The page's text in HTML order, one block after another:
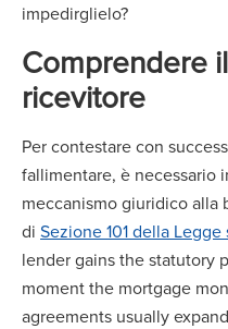
impedirglielo?
Comprendere
ricevitore
Per contestare con
fallimentare, è necessario
meccanismo giuridico alla
di Sezione 101 della
lender gains the statutory
moment the mortgage
agreements usually